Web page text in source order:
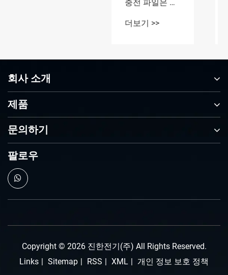
회사 소개
제품
문의하기
팔로우
Copyright © 2026 진한전기(주) All Rights Reserved.
Links | Sitemap | RSS | XML | 개인 정보 보호 정책